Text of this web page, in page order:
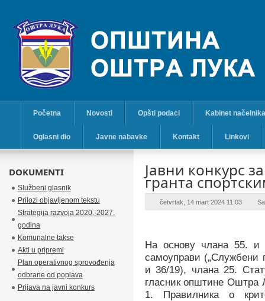
Početna Novosti Opšti podaci Kabinet načelnika
Oglasni dio Javne nabavke Kontakt Linkovi
Јавни конкурс
гранта
četvrtak, 14 mart 2024 11:03
На основу члана 55.
самоуправи („Службени
и 36/19), члана25.
гласник општине Оштра
1. Правилника о
DOKUMENTI
Službeni glasnik
Prilozi objavljenom tekstu
Strategija razvoja 2020.-2027.
godina
Komunalne takse
Akti u pripremi
Plan operativnog sprovođenja
odbrane od poplava
Prijava na javni konkurs